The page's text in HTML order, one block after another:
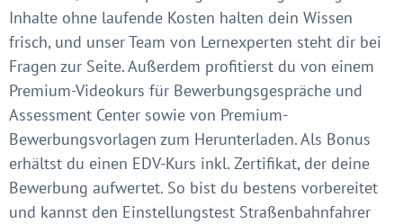
Inhalte ohne laufende Kosten halten dein Wissen
frisch, und unser Team von Lernexperten steht dir bei
Fragen zur Seite. Außerdem profitierst du von einem
Premium-Videokurs für Bewerbungsgespräche und
Assessment Center sowie von Premium-
Bewerbungsvorlagen zum Herunterladen. Als Bonus
erhältst du einen EDV-Kurs inkl. Zertifikat, der deine
Bewerbung aufwertet. So bist du bestens vorbereitet
und kannst den Einstellungstest Straßenbahnfahrer